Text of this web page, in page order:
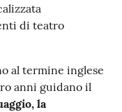
di teatro
al termine inglese
anni guidano il
la